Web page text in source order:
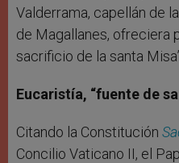
Valderrama, capellán de
de Magallanes, ofreciera
sacrificio de la santa
Eucaristía, “fuente de
Citando la Constitución
Concilio Vaticano II, el